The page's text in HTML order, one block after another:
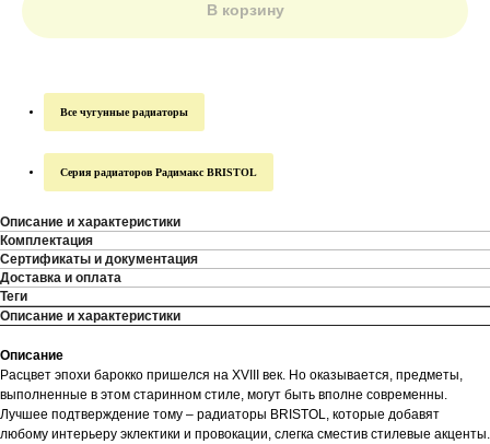
В корзину
Все чугунные радиаторы
Серия радиаторов Радимакс BRISTOL
Описание и характеристики
Комплектация
Сертификаты и документация
Доставка и оплата
Теги
Описание и характеристики
Описание
Расцвет эпохи барокко пришелся на XVIII век. Но оказывается, предметы,
выполненные в этом старинном стиле, могут быть вполне современны.
Лучшее подтверждение тому – радиаторы BRISTOL, которые добавят
любому интерьеру эклектики и провокации, слегка сместив стилевые акценты.